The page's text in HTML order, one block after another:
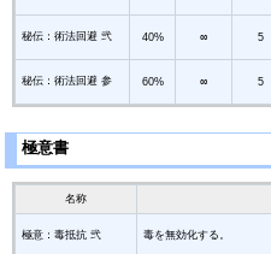
秘伝：術法回避 弐 40% ∞ 5
秘伝：術法回避 参 60% ∞ 5
極意書
名称
極意：毒抵抗 弐 毒を無効化する。